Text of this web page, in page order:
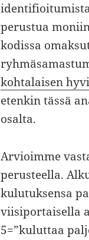
perustua
kodissa
kohtalaisen
etenkin tässä
osalta.
Arvioimme
perusteella.
kulutuksensa
viisiportaisella
5=”kuluttaa